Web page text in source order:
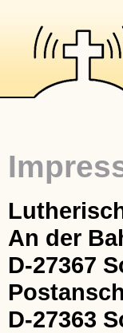
An der
D-27367
D-27363